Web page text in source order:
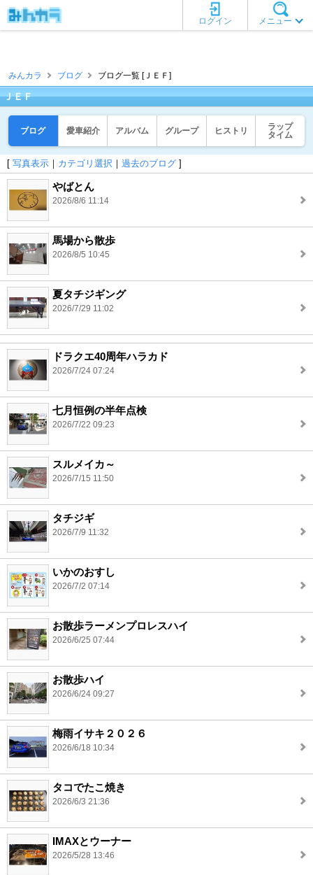
メニュー
ログイン
みんカラ ブログ ブログ一覧 [ＪＥＦ]
ＪＥＦ
ブログ 愛車紹介 アルバム グループ ヒストリ
ラップ
タイム
[ 写真表示 ｜ カテゴリ選択 ｜ 過去のブログ ]
やばとん
2026/8/6 11:14
馬場から散歩
2026/8/5 10:45
夏タチジギング
2026/7/29 11:02
ドラクエ40周年ハラカド
2026/7/24 07:24
七月恒例の半年点検
2026/7/22 09:23
スルメイカ～
2026/7/15 11:50
タチジギ
2026/7/9 11:32
いかのおすし
2026/7/2 07:14
お散歩ラーメンプロレスハイ
2026/6/25 07:44
お散歩ハイ
2026/6/24 09:27
梅雨イサキ２０２６
2026/6/18 10:34
タコでたこ焼き
2026/6/3 21:36
IMAXとウーナー
2026/5/28 13:46